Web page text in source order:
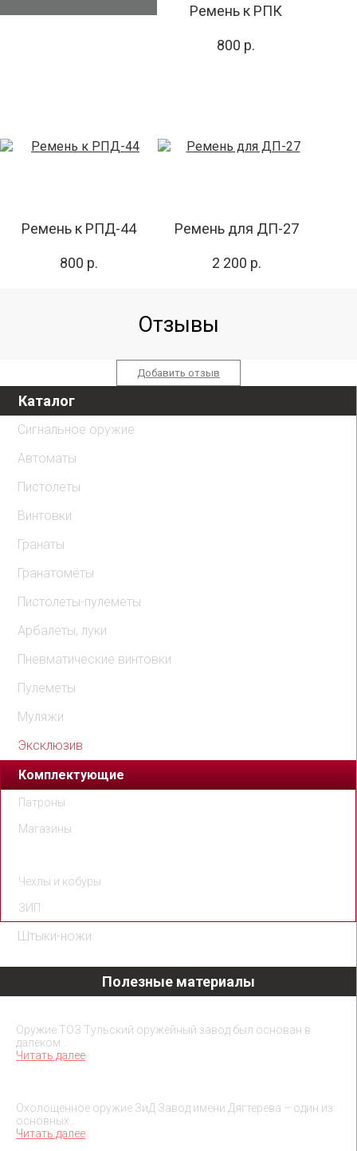
Ремень к РПК
800 р.
Ремень к РПД-44
800 р.
Ремень для ДП-27
2 200 р.
Отзывы
Добавить отзыв
Каталог
Сигнальное оружие
Автоматы
Пистолеты
Винтовки
Гранаты
Гранатомёты
Пистолеты-пулеметы
Арбалеты, луки
Пневматические винтовки
Пулеметы
Муляжи
Эксклюзив
Комплектующие
Патроны
Магазины
Чехлы и кобуры
ЗИП
Штыки-ножи
Полезные материалы
Оружие ТОЗ Тульский оружейный завод был основан в
далеком…
Читать далее
Охолощенное оружие ЗиД Завод имени Дягтерева – один из
основных…
Читать далее